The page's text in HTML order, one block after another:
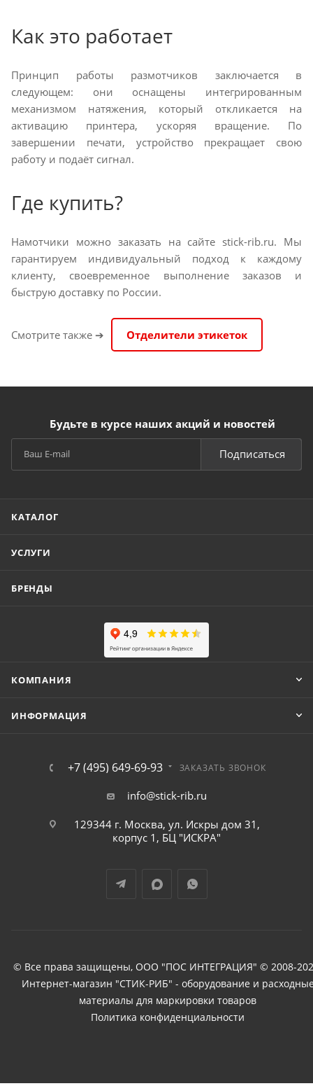
Как это работает
Принцип работы размотчиков заключается в
следующем: они оснащены интегрированным
механизмом натяжения, который откликается на
активацию принтера, ускоряя вращение. По
завершении печати, устройство прекращает свою
работу и подаёт сигнал.
Где купить?
Намотчики можно заказать на сайте stick-rib.ru. Мы
гарантируем индивидуальный подход к каждому
клиенту, своевременное выполнение заказов и
быструю доставку по России.
Смотрите также ➔ Отделители этикеток
Будьте в курсе наших акций и новостей
Подписаться
КАТАЛОГ
УСЛУГИ
БРЕНДЫ
КОМПАНИЯ
ИНФОРМАЦИЯ
+7 (495) 649-69-93 ЗАКАЗАТЬ ЗВОНОК
info@stick-rib.ru
129344 г. Москва, ул. Искры дом 31,
корпус 1, БЦ "ИСКРА"
© Все права защищены, ООО "ПОС ИНТЕГРАЦИЯ" © 2008-
Интернет-магазин "СТИК-РИБ" - оборудование и
материалы для маркировки товаров
Политика конфиденциальности